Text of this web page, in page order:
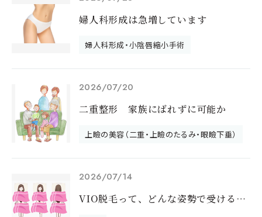
婦人科形成は急増しています
婦人科形成・小陰唇縮小手術
2026/07/20
二重整形 家族にばれずに可能か
上瞼の美容（二重・上瞼のたるみ・眼瞼下垂）
2026/07/14
VIO脱毛って、どんな姿勢で受けるの？｜